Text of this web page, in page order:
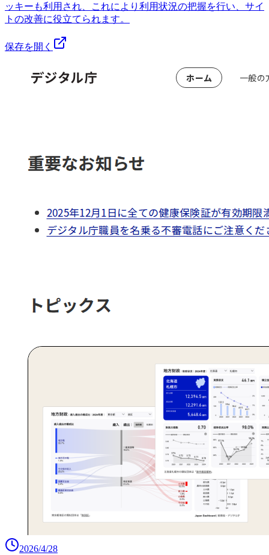
ッキーも利用され、これにより利用状況の把握を行い、サイ
トの改善に役立てられます。
保存を開く
2026/4/28